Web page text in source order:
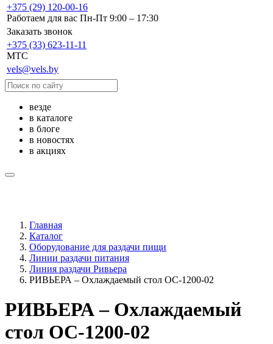
+375 (29) 120-00-16
Работаем для вас Пн-Пт 9:00 – 17:30
Заказать звонок
+375 (33) 623-11-11
MTC
vels@vels.by
везде
в каталоге
в блоге
в новостях
в акциях
Главная
Каталог
Оборудование для раздачи пищи
Линии раздачи питания
Линия раздачи Ривьера
РИВЬЕРА – Охлаждаемый стол ОС-1200-02
РИВЬЕРА – Охлаждаемый
стол ОС-1200-02